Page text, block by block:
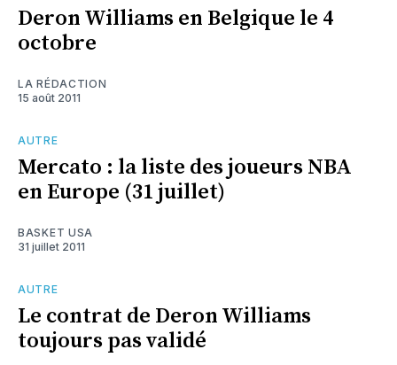
Deron Williams en Belgique le 4
octobre
LA RÉDACTION
15 août 2011
AUTRE
Mercato : la liste des joueurs NBA
en Europe (31 juillet)
BASKET USA
31 juillet 2011
AUTRE
Le contrat de Deron Williams
toujours pas validé